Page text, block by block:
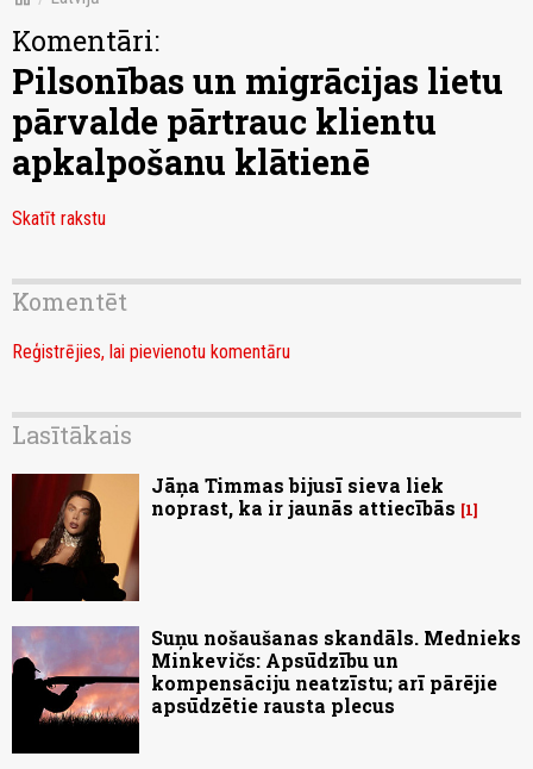
Komentāri:
Pilsonības un migrācijas lietu
pārvalde pārtrauc klientu
apkalpošanu klātienē
Skatīt rakstu
Komentēt
Reģistrējies, lai pievienotu komentāru
Lasītākais
Jāņa Timmas bijusī sieva liek
noprast, ka ir jaunās attiecībās
1
Suņu nošaušanas skandāls. Mednieks
Minkevičs: Apsūdzību un
kompensāciju neatzīstu; arī pārējie
apsūdzētie rausta plecus